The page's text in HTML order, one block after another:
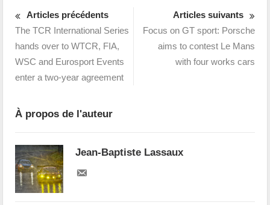
Articles précédents
The TCR International Series
hands over to WTCR, FIA,
WSC and Eurosport Events
enter a two-year agreement
Articles suivants
Focus on GT sport: Porsche
aims to contest Le Mans
with four works cars
À propos de l'auteur
Jean-Baptiste Lassaux